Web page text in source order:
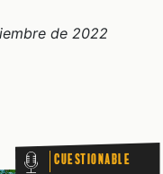
de 2022
Cuestionable